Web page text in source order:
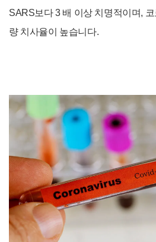
SARS보다 3 배 이상 치명적이며,
량 치사율이 높습니다.